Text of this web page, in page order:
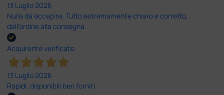
13 Luglio 2026
Nulla da eccepire. Tutto estremamente chiaro e corretto,
dall’ordine alla consegna.
Acquirente verificato
13 Luglio 2026
Rapidi, disponibili ben forniti